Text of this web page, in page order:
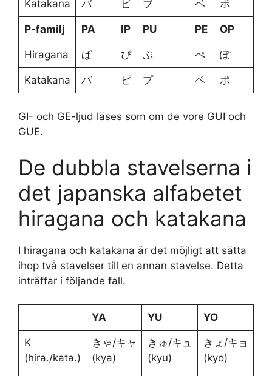
Katakana バ ビ ブ ベ ボ
P-familj PA IP PU PE OP
Hiragana ぱ ぴ ぷ ぺ ぽ
Katakana パ ピ プ ペ ポ
GI- och GE-ljud läses som om de vore GUI och
GUE.
De dubbla stavelserna i
det japanska alfabetet
hiragana och katakana
I hiragana och katakana är det möjligt att sätta
ihop två stavelser till en annan stavelse. Detta
inträffar i följande fall.
YA YU YO
K
(hira./kata.)
きゃ/キャ
(kya)
きゅ/キュ
(kyu)
きょ/キョ
(kyo)